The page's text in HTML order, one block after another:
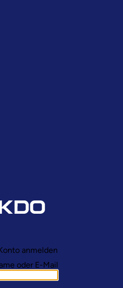
anmelden
oder E-Mail